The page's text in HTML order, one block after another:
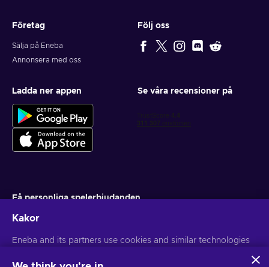
Företag
Sälja på Eneba
Annonsera med oss
Följ oss
Ladda ner appen Se våra recensioner på
Få personliga spelerbjudanden
Du kan när som helst avsluta din prenumeration. Besök
Kakor
Eneba and its partners use cookies and similar technologies
website. We use this information to enhance content,